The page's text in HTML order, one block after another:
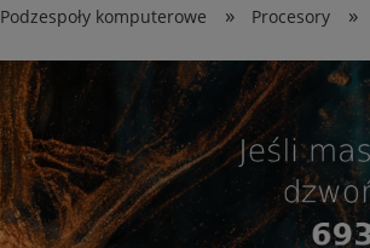
Podzespoły komputerowe » Procesory »